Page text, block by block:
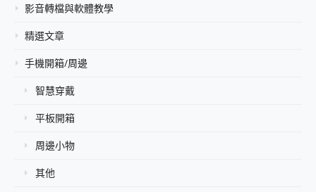
影音轉檔與軟體教學
精選文章
手機開箱/周邊
智慧穿戴
平板開箱
周邊小物
其他